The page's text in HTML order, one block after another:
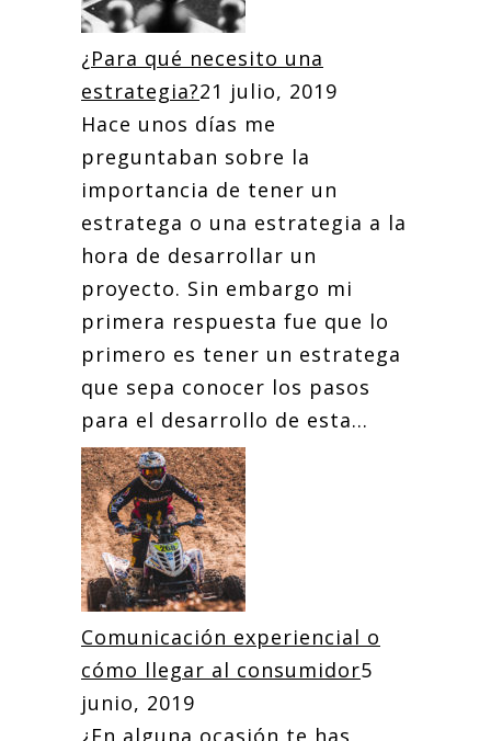
¿Para qué necesito una
estrategia?21 julio, 2019
Hace unos días me
preguntaban sobre la
importancia de tener un
estratega o una estrategia a la
hora de desarrollar un
proyecto. Sin embargo mi
primera respuesta fue que lo
primero es tener un estratega
que sepa conocer los pasos
para el desarrollo de esta...
Comunicación experiencial o
cómo llegar al consumidor5
junio, 2019
¿En alguna ocasión te has